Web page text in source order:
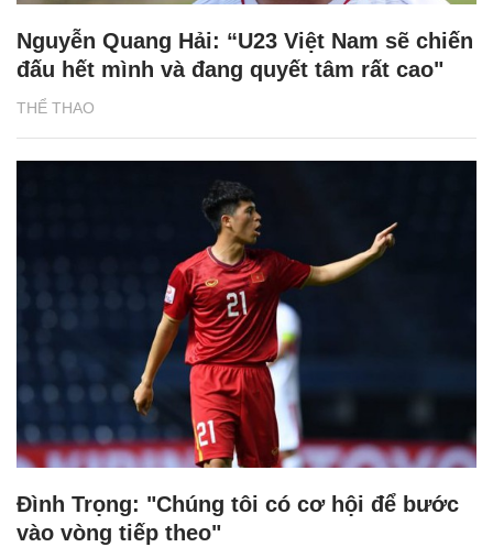
THỂ THAO
Nguyễn Quang Hải: “U23 Việt Nam sẽ chiến
đấu hết mình và đang quyết tâm rất cao"
Đình Trọng: "Chúng tôi có cơ hội để bước
vào vòng tiếp theo"